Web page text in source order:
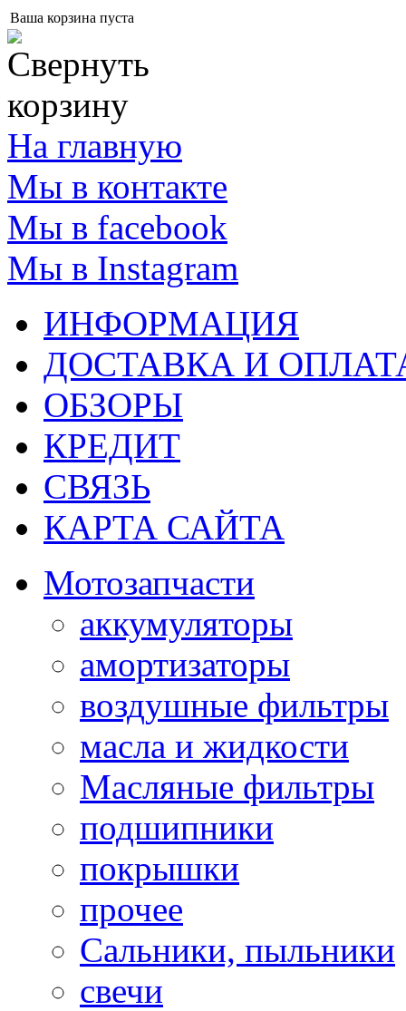
Ваша корзина пуста
На главную
Мы в контакте
Мы в facebook
Мы в Instagram
ИНФОРМАЦИЯ
ДОСТАВКА И
ОБЗОРЫ
КРЕДИТ
СВЯЗЬ
КАРТА САЙТА
Мотозапчасти
аккумуляторы
амортизаторы
воздушные фильтры
масла и жидкости
Масляные фильтры
подшипники
покрышки
прочее
Сальники, пыльники
свечи